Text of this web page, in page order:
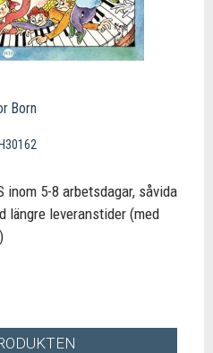
Born
inom 5-8 arbetsdagar, såvida
längre leveranstider (med